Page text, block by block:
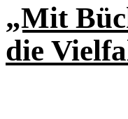
„Mit
die